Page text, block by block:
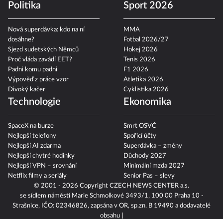
© 2001 - 2026 Copyright CZECH NEWS CENTER a.s.
se sídlem náměstí Marie Schmolkové 3493/1, 100 00 Praha 10 -
Strašnice, IČO: 02346826, zapsána v OR, sp.zn. B 19490 a dodavatelé
obsahu
Politika
Nová superdávka: kdo na ní
dosáhne?
Sjezd sudetských Němců
Proč vláda zavádí EET?
Padni komu padni
Výpověď z práce vzor
Divoký kačer
Sport 2026
MMA
Fotbal 2026/27
Hokej 2026
Tenis 2026
F1 2026
Atletika 2026
Cyklistika 2026
Technologie
SpaceX na burze
Nejlepší telefony
Nejlepší AI zdarma
Nejlepší chytré hodinky
Nejlepší VPN – srovnání
Netflix filmy a seriály
Ekonomika
Smrt OSVČ
Spořicí účty
Superdávka – změny
Důchody 2027
Minimální mzda 2027
Senior Pas – slevy